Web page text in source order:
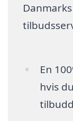
En
hvis